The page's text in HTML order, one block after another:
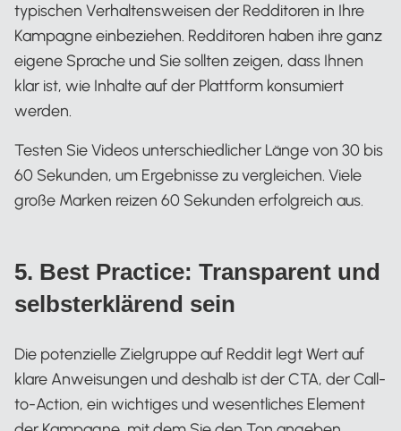
typischen Verhaltensweisen der Redditoren in Ihre
Kampagne einbeziehen. Redditoren haben ihre ganz
eigene Sprache und Sie sollten zeigen, dass Ihnen
klar ist, wie Inhalte auf der Plattform konsumiert
werden.
Testen Sie Videos unterschiedlicher Länge von 30 bis
60 Sekunden, um Ergebnisse zu vergleichen. Viele
große Marken reizen 60 Sekunden erfolgreich aus.
5. Best Practice: Transparent und
selbsterklärend sein
Die potenzielle Zielgruppe auf Reddit legt Wert auf
klare Anweisungen und deshalb ist der CTA, der Call-
to-Action, ein wichtiges und wesentliches Element